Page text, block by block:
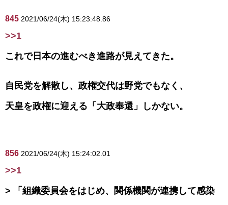
845 2021/06/24(木) 15:23:48.86
>>1
これで日本の進むべき進路が見えてきた。
自民党を解散し、政権交代は野党でもなく、
天皇を政権に迎える「大政奉還」しかない。
856 2021/06/24(木) 15:24:02.01
>>1
> 「組織委員会をはじめ、関係機関が連携して感染